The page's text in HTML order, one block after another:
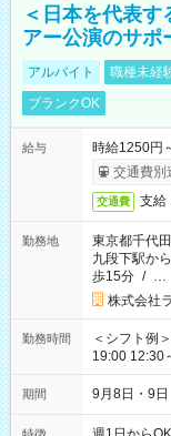
＜日本を代表
アー公演のサポ
アルバイト 職種未経
ブランクOK
給与
時給1250円
交通費別
交通費 支給
勤務地
東京都千代
九段下駅か
歩15分 / …
株式会社
勤務時間
＜シフト例
19:00 12:30～22:00 上記の時間から好
時間は変更
期間 9月8日・9日